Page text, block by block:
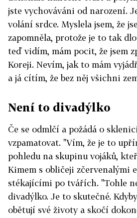
jste vychováváni od narození.
volání srdce. Myslela jsem, že
zapomněla, protože je to tak
teď vidím, mám pocit, že jsem
Koreji. Nevím, jak to mám
a já cítím, že bez něj všichni
Není to divadýlko
Če se odmlčí a požádá o
vzpamatovat. "Vím, že je to
pohledu na skupinu vojáků,
Kimem s obličeji zčervenalými
stékajícími po tvářích. "Tohle
divadýlko. Je to skutečné.
obětují své životy a skočí